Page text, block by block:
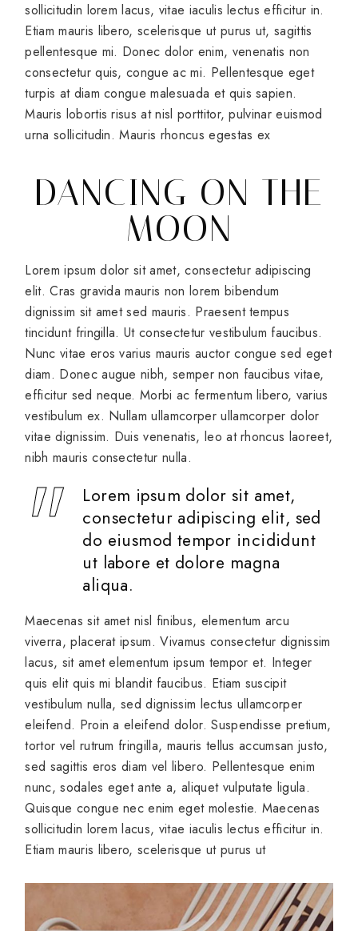
sollicitudin lorem lacus, vitae iaculis lectus efficitur in.
Etiam mauris libero, scelerisque ut purus ut, sagittis
pellentesque mi. Donec dolor enim, venenatis non
consectetur quis, congue ac mi. Pellentesque eget
turpis at diam congue malesuada et quis sapien.
Mauris lobortis risus at nisl porttitor, pulvinar euismod
urna sollicitudin. Mauris rhoncus egestas ex
DANCING ON THE
MOON
Lorem ipsum dolor sit amet, consectetur adipiscing
elit. Cras gravida mauris non lorem bibendum
dignissim sit amet sed mauris. Praesent tempus
tincidunt fringilla. Ut consectetur vestibulum faucibus.
Nunc vitae eros varius mauris auctor congue sed eget
diam. Donec augue nibh, semper non faucibus vitae,
efficitur sed neque. Morbi ac fermentum libero, varius
vestibulum ex. Nullam ullamcorper ullamcorper dolor
vitae dignissim. Duis venenatis, leo at rhoncus laoreet,
nibh mauris consectetur nulla.
Lorem ipsum dolor sit amet,
consectetur adipiscing elit, sed
do eiusmod tempor incididunt
ut labore et dolore magna
aliqua.
Maecenas sit amet nisl finibus, elementum arcu
viverra, placerat ipsum. Vivamus consectetur dignissim
lacus, sit amet elementum ipsum tempor et. Integer
quis elit quis mi blandit faucibus. Etiam suscipit
vestibulum nulla, sed dignissim lectus ullamcorper
eleifend. Proin a eleifend dolor. Suspendisse pretium,
tortor vel rutrum fringilla, mauris tellus accumsan justo,
sed sagittis eros diam vel libero. Pellentesque enim
nunc, sodales eget ante a, aliquet vulputate ligula.
Quisque congue nec enim eget molestie. Maecenas
sollicitudin lorem lacus, vitae iaculis lectus efficitur in.
Etiam mauris libero, scelerisque ut purus ut